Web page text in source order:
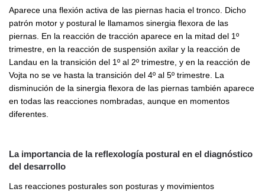
Aparece una flexión activa de las piernas hacia el tronco. Dicho
patrón motor y postural le llamamos sinergia flexora de las
piernas. En la reacción de tracción aparece en la mitad del 1º
trimestre, en la reacción de suspensión axilar y la reacción de
Landau en la transición del 1º al 2º trimestre, y en la reacción de
Vojta no se ve hasta la transición del 4º al 5º trimestre. La
disminución de la sinergia flexora de las piernas también aparece
en todas las reacciones nombradas, aunque en momentos
diferentes.
La importancia de la reflexología postural en el diagnóstico
del desarrollo
Las reacciones posturales son posturas y movimientos